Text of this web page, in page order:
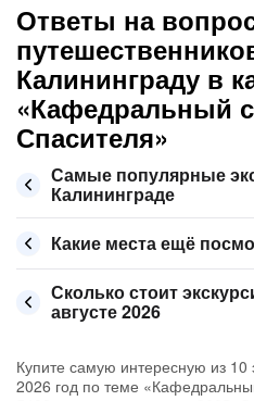
Ответы на
Калининграду в
«Кафедральный
Спасителя»
Самые популярные
Калининграде
Какие места ещё
Сколько стоит
августе 2026
Купите самую интересную из 10
2026 год по теме